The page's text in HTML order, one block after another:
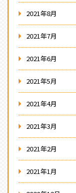
2021年8月
2021年7月
2021年6月
2021年5月
2021年4月
2021年3月
2021年2月
2021年1月